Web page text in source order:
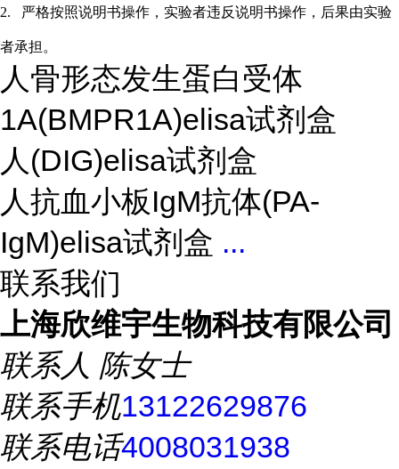
2. 严格按照说明书操作，实验者违反说明书操作，后果由实验
者承担。
人骨形态发生蛋白受体
1A(BMPR1A)elisa试剂盒
人(DIG)elisa试剂盒
人抗血小板IgM抗体(PA-
IgM)elisa试剂盒 ...
联系我们
上海欣维宇生物科技有限公司
联系人 陈女士
联系手机13122629876
联系电话4008031938